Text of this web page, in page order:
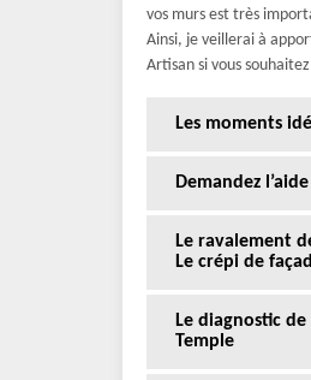
vos murs est très
Ainsi, je veillerai à
Artisan si vous
Les moments
Demandez
Le ravalement
Le crépi de
Le diagnostic
Temple